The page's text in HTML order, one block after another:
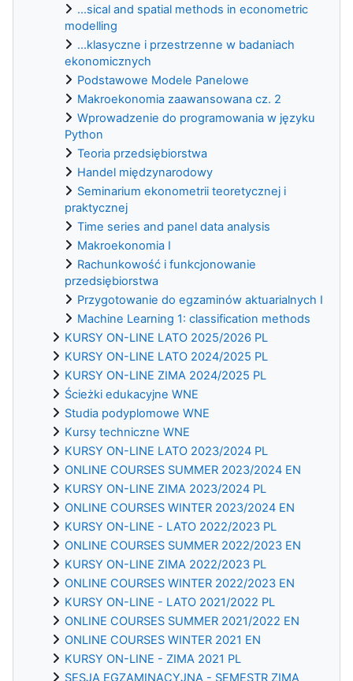
...sical and spatial methods in econometric
modelling
...klasyczne i przestrzenne w badaniach
ekonomicznych
Podstawowe Modele Panelowe
Makroekonomia zaawansowana cz. 2
Wprowadzenie do programowania w języku
Python
Teoria przedsiębiorstwa
Handel międzynarodowy
Seminarium ekonometrii teoretycznej i
praktycznej
Time series and panel data analysis
Makroekonomia I
Rachunkowość i funkcjonowanie
przedsiębiorstwa
Przygotowanie do egzaminów aktuarialnych I
Machine Learning 1: classification methods
KURSY ON-LINE LATO 2025/2026 PL
KURSY ON-LINE LATO 2024/2025 PL
KURSY ON-LINE ZIMA 2024/2025 PL
Ścieżki edukacyjne WNE
Studia podyplomowe WNE
Kursy techniczne WNE
KURSY ON-LINE LATO 2023/2024 PL
ONLINE COURSES SUMMER 2023/2024 EN
KURSY ON-LINE ZIMA 2023/2024 PL
ONLINE COURSES WINTER 2023/2024 EN
KURSY ON-LINE - LATO 2022/2023 PL
ONLINE COURSES SUMMER 2022/2023 EN
KURSY ON-LINE ZIMA 2022/2023 PL
ONLINE COURSES WINTER 2022/2023 EN
KURSY ON-LINE - LATO 2021/2022 PL
ONLINE COURSES SUMMER 2021/2022 EN
ONLINE COURSES WINTER 2021 EN
KURSY ON-LINE - ZIMA 2021 PL
SESJA EGZAMINACYJNA - SEMESTR ZIMA